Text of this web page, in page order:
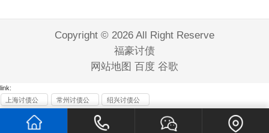
Copyright © 2026 All Right Reserve
福豪讨债
网站地图 百度 谷歌
link:
上海讨债公
常州讨债公
绍兴讨债公